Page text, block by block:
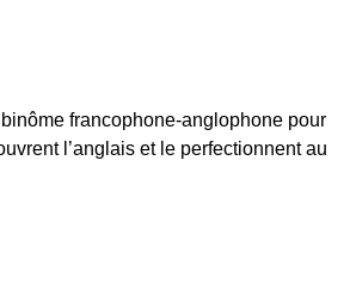
francophone-anglophone pour
l’anglais et le perfectionnent au